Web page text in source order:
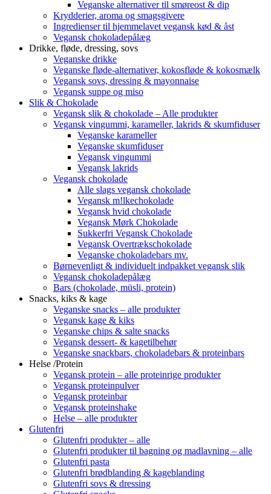
Veganske alternativer til smøreost & dip
Krydderier, aroma og smagsgivere
Ingredienser til hjemmelavet vegansk kød & åst
Vegansk chokoladepålæg
Drikke, fløde, dressing, sovs
Veganske drikke
Veganske fløde-alternativer, kokosfløde & kokosmælk
Vegansk sovs, dressing & mayonnaise
Vegansk suppe og miso
Slik & Chokolade
Vegansk slik & chokolade – Alle produkter
Vegansk vingummi, karameller, lakrids & skumfiduser
Veganske karameller
Veganske skumfiduser
Vegansk vingummi
Vegansk lakrids
Vegansk chokolade
Alle slags vegansk chokolade
Vegansk m!lkechokolade
Vegansk hvid chokolade
Vegansk Mørk Chokolade
Sukkerfri Vegansk Chokolade
Vegansk Overtrækschokolade
Veganske chokoladebars mv.
Børnevenligt & individuelt indpakket vegansk slik
Vegansk chokoladepålæg
Bars (chokolade, müsli, protein)
Snacks, kiks & kage
Veganske snacks – alle produkter
Vegansk kage & kiks
Veganske chips & salte snacks
Vegansk dessert- & kagetilbehør
Veganske snackbars, chokoladebars & proteinbars
Helse /Protein
Vegansk protein – alle proteinrige produkter
Vegansk proteinpulver
Vegansk proteinbar
Vegansk proteinshake
Helse – alle produkter
Glutenfri
Glutenfri produkter – alle
Glutenfri produkter til bagning og madlavning – alle
Glutenfri pasta
Glutenfri brødblanding & kageblanding
Glutenfri sovs & dressing